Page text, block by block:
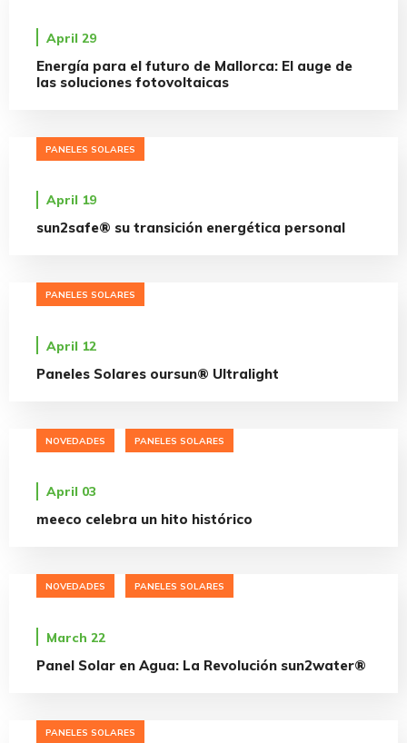
April 29
Energía para el futuro de Mallorca: El auge de
las soluciones fotovoltaicas
PANELES SOLARES
April 19
sun2safe® su transición energética personal
PANELES SOLARES
April 12
Paneles Solares oursun® Ultralight
NOVEDADES PANELES SOLARES
April 03
meeco celebra un hito histórico
NOVEDADES PANELES SOLARES
March 22
Panel Solar en Agua: La Revolución sun2water®
PANELES SOLARES